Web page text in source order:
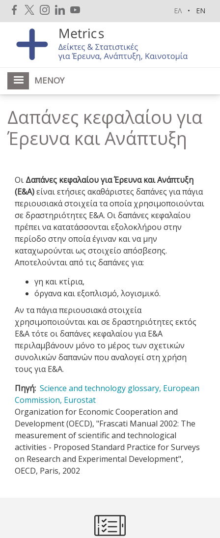
Παράκαμψη
προς
κυρίως
ΕΛ EN
ΜΕΝΟΎ
Δαπάνες κεφαλαίου για
Έρευνα και Ανάπτυξη
Οι Δαπάνες κεφαλαίου για Έρευνα και Ανάπτυξη
(Ε&Α)είναι ετήσιες ακαθάριστες δαπάνες για πάγια
περιουσιακά στοιχεία τα οποία χρησιμοποιούνται
σε δραστηριότητες Ε&Α. Οι δαπάνες κεφαλαίου
πρέπει να κατατάσσονται εξολοκλήρου στην
περίοδο στην οποία έγιναν και να μην
καταχωρούνται ως στοιχείο απόσβεσης.
Αποτελούνται από τις δαπάνες για:
γη και κτίρια,
όργανα και εξοπλισμό, λογισμικό.
Αν τα πάγια περιουσιακά στοιχεία
χρησιμοποιούνται και σε δραστηριότητες εκτός
Ε&Α τότε οι δαπάνες κεφαλαίου για Ε&Α
περιλαμβάνουν μόνο το μέρος των σχετικών
συνολικών δαπανών που αναλογεί στη χρήση
τους για Ε&Α.
Πηγή Science and technology glossary, European
Commission, Eurostat
Organization for Economic Cooperation and
Development (OECD), "Frascati Manual 2002: The
measurement of scientific and technological
activities - Proposed Standard Practice for Surveys
on Research and Experimental Development",
OECD, Paris, 2002